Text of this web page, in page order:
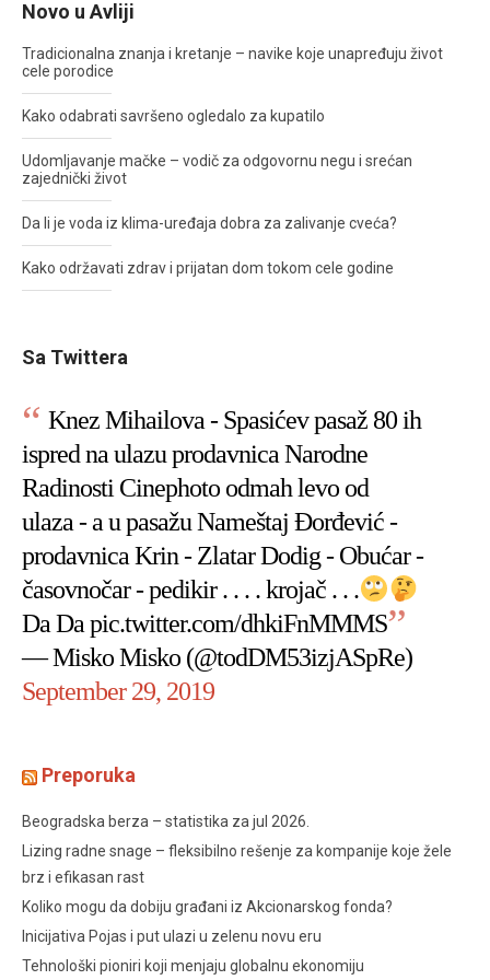
Novo u Avliji
Tradicionalna znanja i kretanje – navike koje unapređuju život
cele porodice
Kako odabrati savršeno ogledalo za kupatilo
Udomljavanje mačke – vodič za odgovornu negu i srećan
zajednički život
Da li je voda iz klima-uređaja dobra za zalivanje cveća?
Kako održavati zdrav i prijatan dom tokom cele godine
Sa Twittera
Knez Mihailova - Spasićev pasaž 80 ih
ispred na ulazu prodavnica Narodne
Radinosti Cinephoto odmah levo od
ulaza - a u pasažu Nameštaj Đorđević -
prodavnica Krin - Zlatar Dodig - Obućar -
časovnočar - pedikir . . . . krojač . . .
Da Dapic.twitter.com/dhkiFnMMMS
— Misko Misko (@todDM53izjASpRe)
September 29, 2019
Preporuka
Beogradska berza – statistika za jul 2026.
Lizing radne snage – fleksibilno rešenje za kompanije koje žele
brz i efikasan rast
Koliko mogu da dobiju građani iz Akcionarskog fonda?
Inicijativa Pojas i put ulazi u zelenu novu eru
Tehnološki pioniri koji menjaju globalnu ekonomiju